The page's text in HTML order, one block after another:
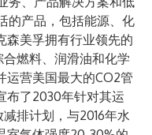
产品，包括能源、化
森美孚拥有行业领先的
燃料、润滑油和化学
运营美国最大的CO2管
布了2030年针对其运
排计划，与2016年水